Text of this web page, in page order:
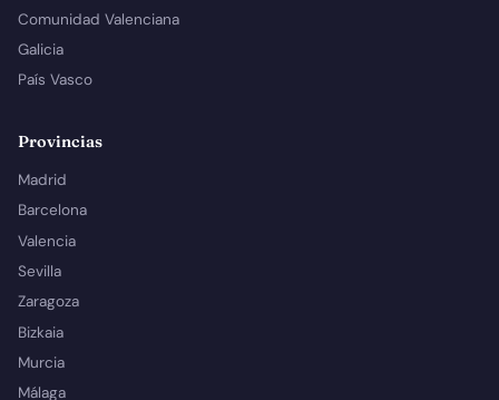
Comunidad Valenciana
Galicia
País Vasco
Provincias
Madrid
Barcelona
Valencia
Sevilla
Zaragoza
Bizkaia
Murcia
Málaga